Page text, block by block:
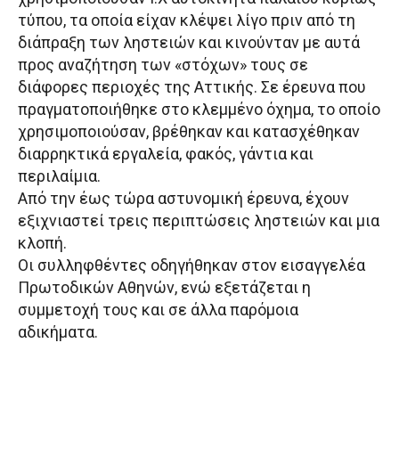
τύπου, τα οποία είχαν κλέψει λίγο πριν από τη
διάπραξη των ληστειών και κινούνταν με αυτά
προς αναζήτηση των «στόχων» τους σε
διάφορες περιοχές της Αττικής. Σε έρευνα που
πραγματοποιήθηκε στο κλεμμένο όχημα, το οποίο
χρησιμοποιούσαν, βρέθηκαν και κατασχέθηκαν
διαρρηκτικά εργαλεία, φακός, γάντια και
περιλαίμια.
Από την έως τώρα αστυνομική έρευνα, έχουν
εξιχνιαστεί τρεις περιπτώσεις ληστειών και μια
κλοπή.
Οι συλληφθέντες οδηγήθηκαν στον εισαγγελέα
Πρωτοδικών Αθηνών, ενώ εξετάζεται η
συμμετοχή τους και σε άλλα παρόμοια
αδικήματα.